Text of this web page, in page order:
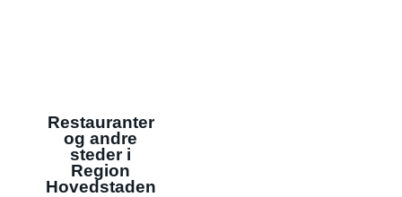
Restauranter
og andre
steder i
Region
Hovedstaden